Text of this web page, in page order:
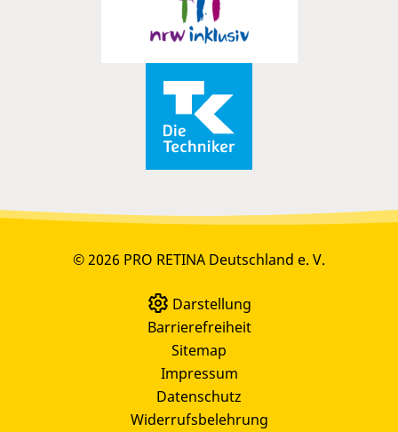
© 2026 PRO RETINA Deutschland e. V.
Darstellung
Barrierefreiheit
Sitemap
Impressum
Datenschutz
Widerrufsbelehrung